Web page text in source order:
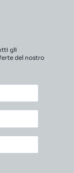
gli
del nostro